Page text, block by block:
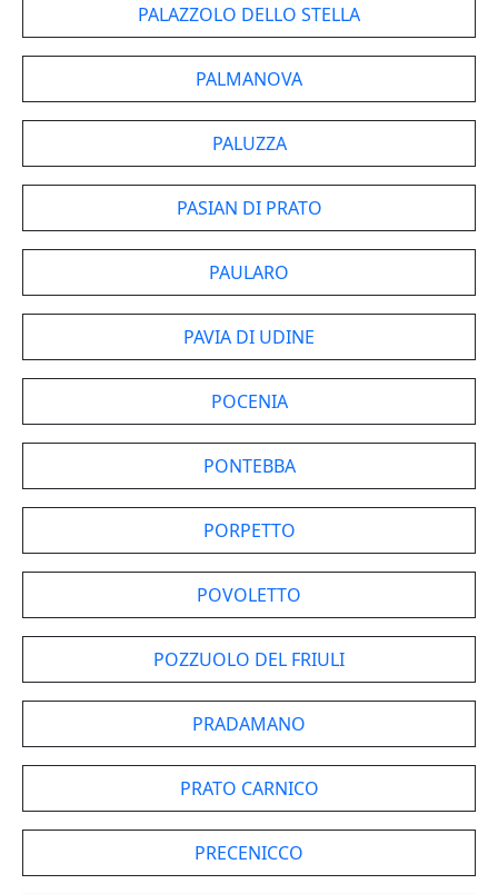
PALAZZOLO DELLO STELLA
PALMANOVA
PALUZZA
PASIAN DI PRATO
PAULARO
PAVIA DI UDINE
POCENIA
PONTEBBA
PORPETTO
POVOLETTO
POZZUOLO DEL FRIULI
PRADAMANO
PRATO CARNICO
PRECENICCO